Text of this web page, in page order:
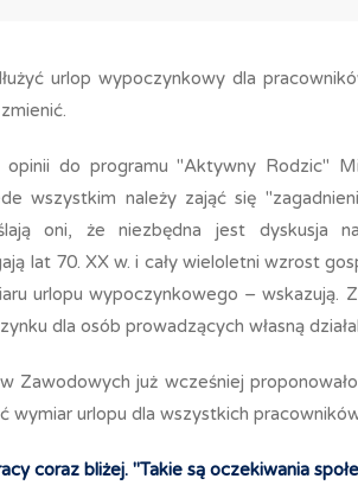
urlop wypoczynkowy dla
do programu "Aktywny Rodzic"
wszystkim należy zająć się
oni, że niezbędna jest dyskusja
lat 70. XX w. i cały wieloletni wzrost
urlopu wypoczynkowego – wskazują.
dla osób prowadzących własną
Zawodowych już wcześniej
wymiar urlopu dla wszystkich
coraz bliżej. "Takie są oczekiwania